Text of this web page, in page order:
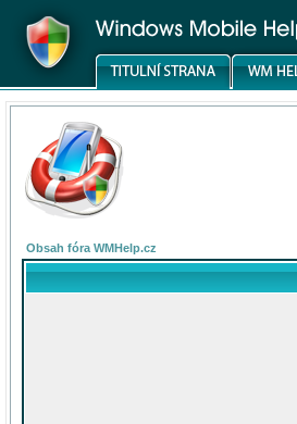
Obsah fóra WMHelp.cz